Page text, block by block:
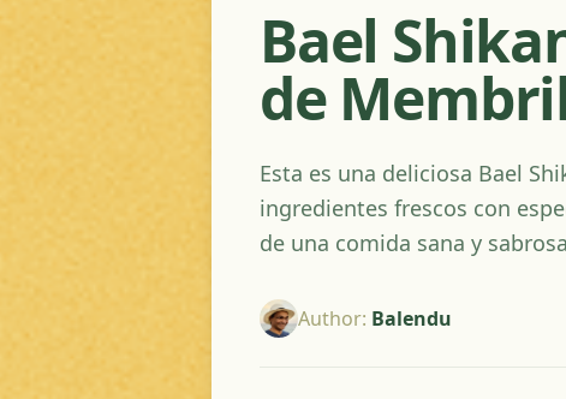
Bael
de
Esta es una deliciosa Bael
ingredientes frescos con
de una comida sana y
Author: Balendu